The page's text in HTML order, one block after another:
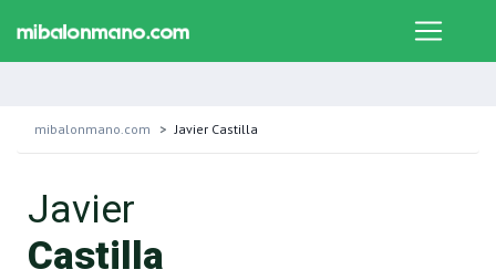
mibalonmano.com Javier Castilla
Javier
Castilla